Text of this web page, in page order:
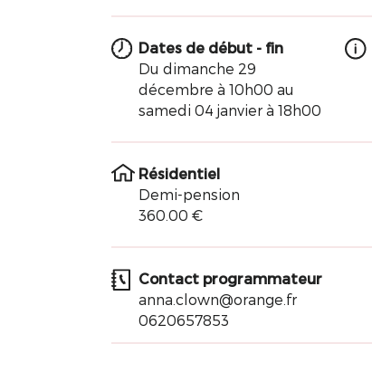
Dates de début - fin
Du dimanche 29
décembre à 10h00 au
samedi 04 janvier à 18h00
Résidentiel
Demi-pension
360.00 €
Contact programmateur
anna.clown@orange.fr
0620657853